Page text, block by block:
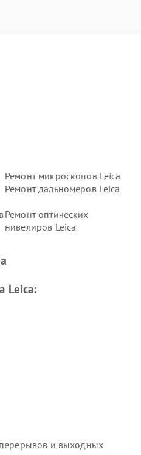
Ремонт микроскопов Leica
Ремонт дальномеров Leica
Ремонт оптических
нивелиров Leica
Leica:
и выходных